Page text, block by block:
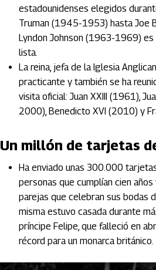
estadounidenses elegidos
Truman (1945-1953) hasta Joe
Lyndon Johnson (1963-1969) es
lista.
La reina, jefa de la Iglesia
practicante y también se ha
visita oficial: Juan XXIII (1961),
2000), Benedicto XVI (2010) y
Un millón de tarjetas
Ha enviado unas 300.000
personas que cumplían cien
parejas que celebran sus bodas
misma estuvo casada durante
príncipe Felipe, que falleció en
récord para un monarca británico.